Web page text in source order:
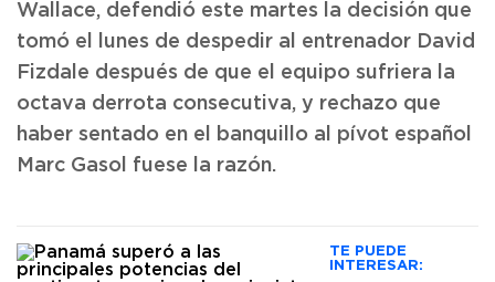
Wallace, defendió este martes la decisión que
tomó el lunes de despedir al entrenador David
Fizdale después de que el equipo sufriera la
octava derrota consecutiva, y rechazo que
haber sentado en el banquillo al pívot español
Marc Gasol fuese la razón.
TE PUEDE
INTERESAR: